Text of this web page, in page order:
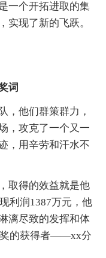
一个开拓进取的集
实现了新的飞跃。
词
，他们群策群力，
，攻克了一个又一
，用辛劳和汗水不
取得的效益就是他
利润1387万元，他
漓尽致的发挥和体
奖的获得者——xx分